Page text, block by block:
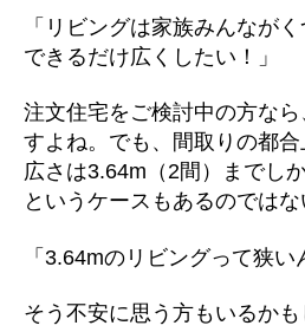
「リビングは家族みんなが
できるだけ広くしたい！」
注文住宅をご検討中の方な
すよね。でも、間取りの都
広さは3.64m（2間）までし
というケースもあるのではな
「3.64mのリビングって狭い
そう不安に思う方もいるかも